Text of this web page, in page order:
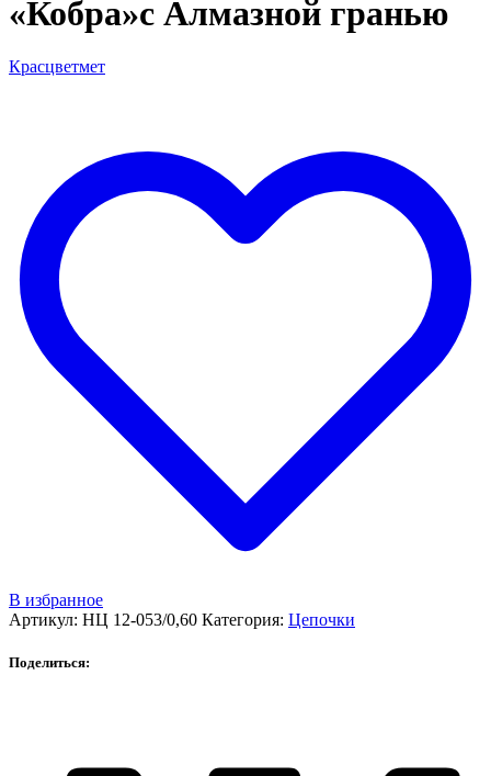
«Кобра»с Алмазной гранью
Красцветмет
В избранное
Артикул: НЦ 12-053/0,60 Категория: Цепочки
Поделиться: